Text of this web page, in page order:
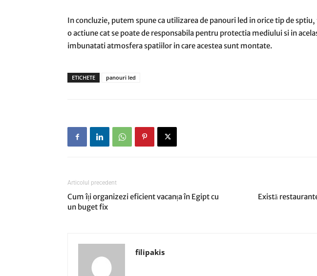
In concluzie, putem spune ca utilizarea de panouri led in orice tip de
o actiune cat se poate de responsabila pentru protectia mediului si in
imbunatati atmosfera spatiilor in care acestea sunt montate.
ETICHETE panouri led
Articolul precedent
Cum îți organizezi eficient vacanța în Egipt cu
un buget fix
Există
filipakis